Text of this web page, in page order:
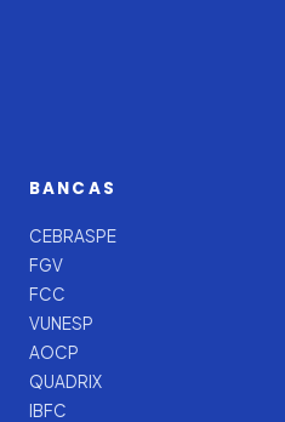
BANCAS
CEBRASPE
FGV
FCC
VUNESP
AOCP
QUADRIX
IBFC